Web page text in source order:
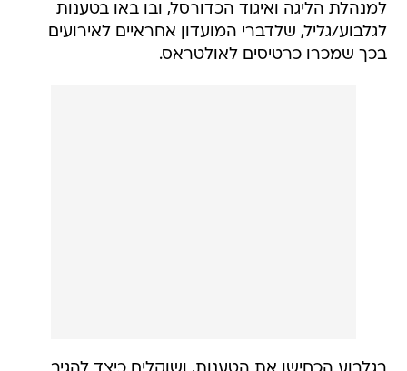
למנהלת הליגה ואיגוד הכדורסל, ובו באו בטענות
לגלבוע/גליל, שלדברי המועדון אחראיים לאירועים
בכך שמכרו כרטיסים לאולטראס.